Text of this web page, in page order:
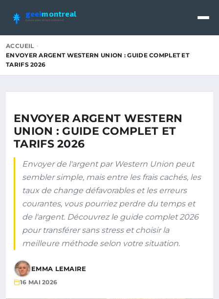
geekmontreal
Culture geek et tech à Montréal
ACCUEIL
ENVOYER ARGENT WESTERN UNION : GUIDE COMPLET ET
TARIFS 2026
ENVOYER ARGENT WESTERN
UNION : GUIDE COMPLET ET
TARIFS 2026
Envoyer de l'argent par Western Union peut
sembler simple, mais entre les frais cachés, les
taux de change défavorables et les erreurs
courantes, vous pourriez perdre du temps et
de l'argent. Découvrez le guide complet 2026
pour transférer sans stress et choisir la
meilleure méthode selon votre situation.
EMMA LEMAIRE
16 MAI 2026